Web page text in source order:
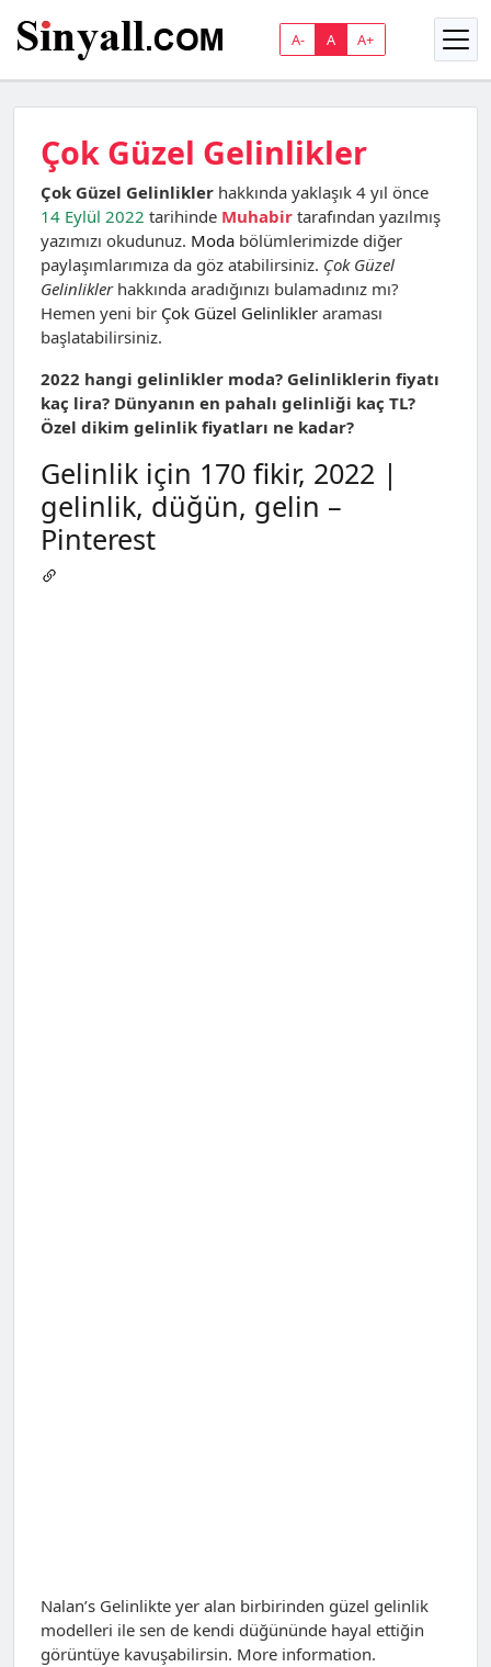
A- A A+
Çok Güzel Gelinlikler
Çok Güzel Gelinlikler hakkında yaklaşık 4 yıl önce
14 Eylül 2022 tarihinde Muhabir tarafından yazılmış
yazımızı okudunuz. Moda bölümlerimizde diğer
paylaşımlarımıza da göz atabilirsiniz. Çok Güzel
Gelinliklerhakkında aradığınızı bulamadınız mı?
Hemen yeni bir Çok Güzel Gelinlikler araması
başlatabilirsiniz.
2022 hangi gelinlikler moda? Gelinliklerin fiyatı
kaç lira? Dünyanın en pahalı gelinliği kaç TL?
Özel dikim gelinlik fiyatları ne kadar?
Gelinlik için 170 fikir, 2022 |
gelinlik, düğün, gelin –
Pinterest
Nalan’s Gelinlikte yer alan birbirinden güzel gelinlik
modelleri ile sen de kendi düğününde hayal ettiğin
görüntüye kavuşabilirsin. More information.